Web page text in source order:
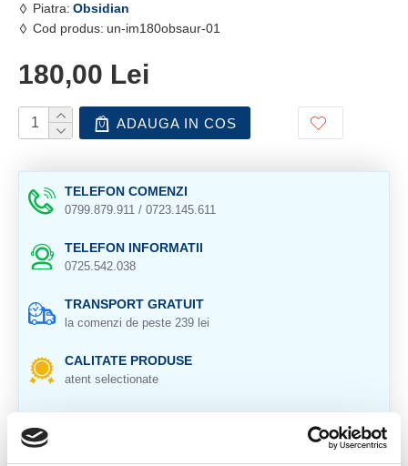
Piatra: Obsidian
Cod produs: un-im180obsaur-01
180,00 Lei
ADAUGA IN COS
TELEFON COMENZI
0799.879.911 / 0723.145.611
TELEFON INFORMATII
0725.542.038
TRANSPORT GRATUIT
la comenzi de peste 239 lei
CALITATE PRODUSE
atent selectionate
RETURNARE PRODUSE